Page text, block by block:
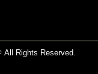
All Rights Reserved.